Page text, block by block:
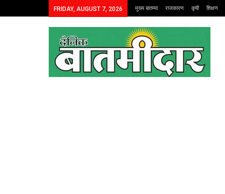
FRIDAY, AUGUST 7, 2026 मुख्य बातम्या राजकारण कृषी शिक्षण